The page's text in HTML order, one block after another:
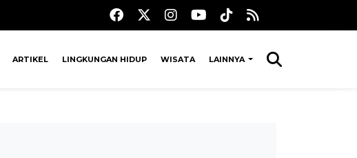
ARTIKEL LINGKUNGAN HIDUP WISATA LAINNYA